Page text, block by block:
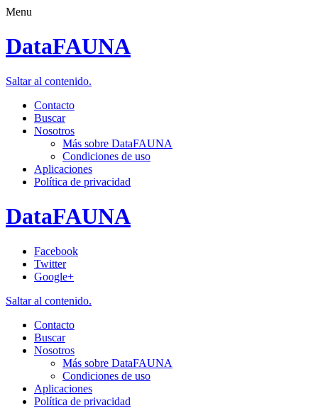
Menu
DataFAUNA
Saltar al contenido.
Contacto
Buscar
Nosotros
Más sobre DataFAUNA
Condiciones de uso
Aplicaciones
Política de privacidad
DataFAUNA
Facebook
Twitter
Google+
Saltar al contenido.
Contacto
Buscar
Nosotros
Más sobre DataFAUNA
Condiciones de uso
Aplicaciones
Política de privacidad